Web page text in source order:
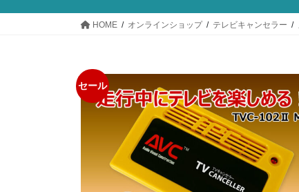
HOME オンラインショップ テレビキャンセラー
セール